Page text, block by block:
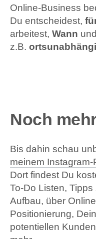
Online-Business
Du entscheidest,
arbeitest, Wann und
z.B.
Noch
Bis dahin schau
meinem Instagram-
Dort findest Du
To-Do Listen,
Aufbau, über
Positionierung,
potentiellen